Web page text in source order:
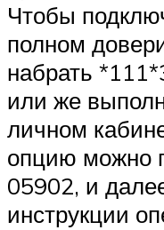
Чтобы
полном
набрать
или же
личном
опцию можно
05902, и
инструкции